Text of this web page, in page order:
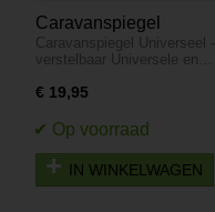
Caravanspiegel
Universeel - verstelbaar
Caravanspiegel Universeel -
verstelbaar Universele en…
€ 19,95
IN WINKELWAGEN